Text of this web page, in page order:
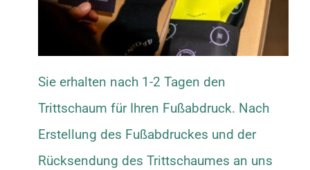
Sie erhalten nach 1-2 Tagen den
Trittschaum für Ihren Fußabdruck. Nach
Erstellung des Fußabdruckes und der
Rücksendung des Trittschaumes an uns